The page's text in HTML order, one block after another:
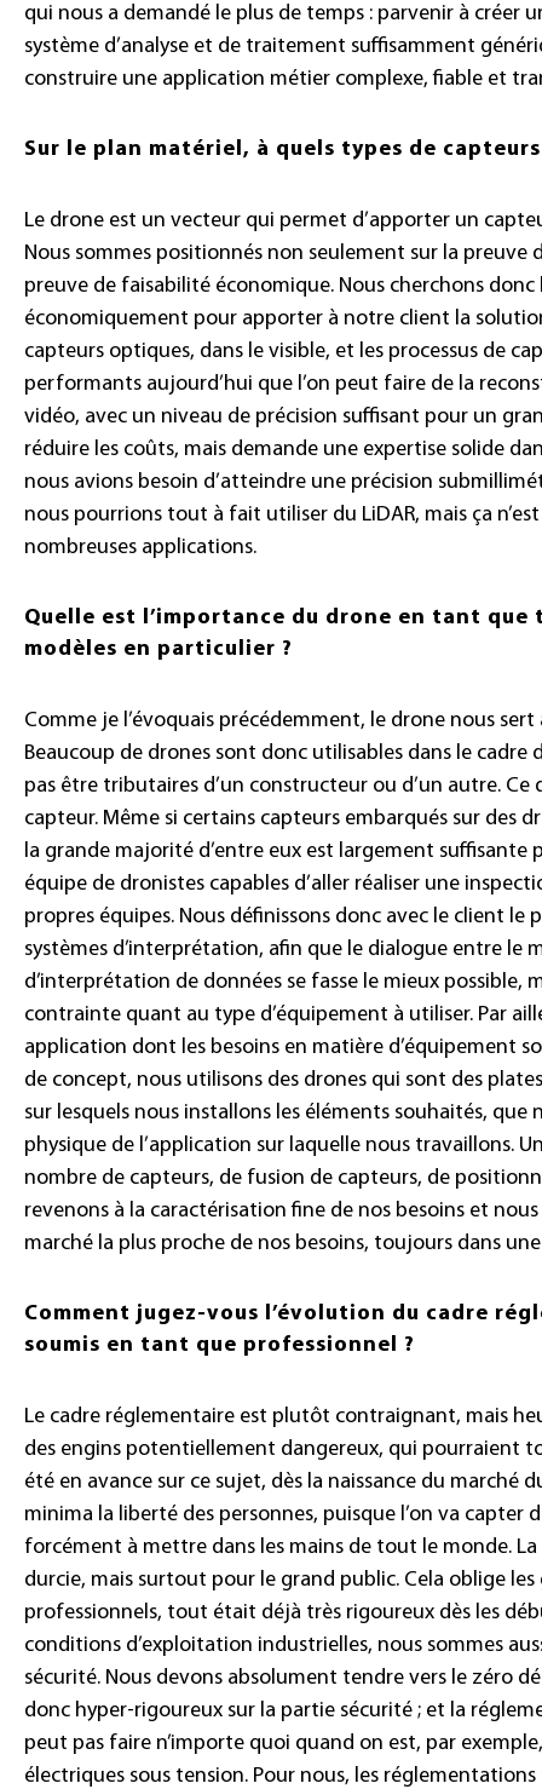
qui nous a demandé le plus de temps : parvenir à créer
système d’analyse et de traitement suffisamment
construire une application métier complexe, fiable et
Sur le plan matériel, à quels types de
Le drone est un vecteur qui permet d’apporter un
Nous sommes positionnés non seulement sur la preuve
preuve de faisabilité économique. Nous cherchons
économiquement pour apporter à notre client la
capteurs optiques, dans le visible, et les processus de
performants aujourd’hui que l’on peut faire de la
vidéo, avec un niveau de précision suffisant pour un
réduire les coûts, mais demande une expertise solide
nous avions besoin d’atteindre une précision
nous pourrions tout à fait utiliser du LiDAR, mais ça
nombreuses applications.
Quelle est l’importance du drone en tant que
modèles en particulier ?
Comme je l’évoquais précédemment, le drone nous
Beaucoup de drones sont donc utilisables dans le cadre
pas être tributaires d’un constructeur ou d’un autre.
capteur. Même si certains capteurs embarqués sur des
la grande majorité d’entre eux est largement suffisante
équipe de dronistes capables d’aller réaliser une
propres équipes. Nous définissons donc avec le client
systèmes d’interprétation, afin que le dialogue entre le
d’interprétation de données se fasse le mieux possible,
contrainte quant au type d’équipement à utiliser. Par
application dont les besoins en matière d’équipement
de concept, nous utilisons des drones qui sont des
sur lesquels nous installons les éléments souhaités,
physique de l’application sur laquelle nous travaillons.
nombre de capteurs, de fusion de capteurs, de
revenons à la caractérisation fine de nos besoins et
marché la plus proche de nos besoins, toujours dans
Comment jugez-vous l’évolution du cadre
soumis en tant que professionnel ?
Le cadre réglementaire est plutôt contraignant, mais
des engins potentiellement dangereux, qui pourraient
été en avance sur ce sujet, dès la naissance du marché
minima la liberté des personnes, puisque l’on va capter
forcément à mettre dans les mains de tout le monde.
durcie, mais surtout pour le grand public. Cela oblige
professionnels, tout était déjà très rigoureux dès les
conditions d’exploitation industrielles, nous sommes
sécurité. Nous devons absolument tendre vers le zéro
donc hyper-rigoureux sur la partie sécurité ; et la
peut pas faire n’importe quoi quand on est, par
électriques sous tension. Pour nous, les